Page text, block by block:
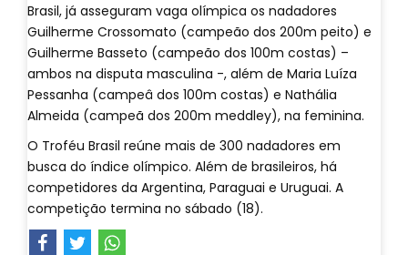
Brasil, já asseguram vaga olímpica os nadadores
Guilherme Crossomato (campeão dos 200m peito) e
Guilherme Basseto (campeão dos 100m costas) –
ambos na disputa masculina -, além de Maria Luíza
Pessanha (campeâ dos 100m costas) e Nathália
Almeida (campeã dos 200m meddley), na feminina.
O Troféu Brasil reúne mais de 300 nadadores em
busca do índice olímpico. Além de brasileiros, há
competidores da Argentina, Paraguai e Uruguai. A
competição termina no sábado (18).